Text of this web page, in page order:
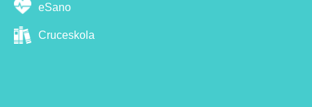
eSano
Cruceskola